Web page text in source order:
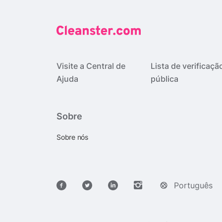
Visite a Central de
Ajuda
Lista de
pública
Sobre
Sobre nós
Português